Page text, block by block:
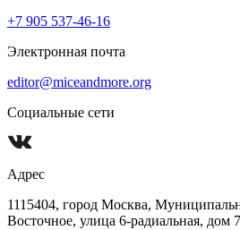
+7 905 537-46-16
Электронная почта
editor@miceandmore.org
Социальные сети
Адрес
1115404, город Москва,
Восточное, улица 6-радиальная, дом